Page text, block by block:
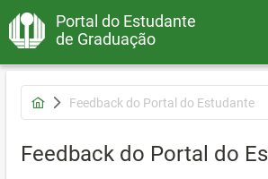
Portal do Estudante
de Graduação
Feedback do Portal do Estudante
Feedback do Portal do